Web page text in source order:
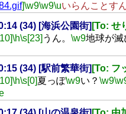
]\w9\w9\uいらんことすん
(34) [海浜公園街] [To: せ
\h\s[23] うん。 \w9地球が滅
(34) [駅前繁華街] [To: フ
\h\s[0]夏っぽ\w9い？ \w9